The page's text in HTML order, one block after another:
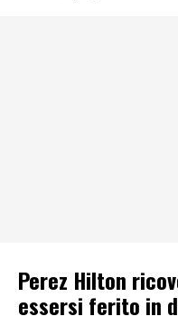
Perez Hilton
essersi ferito in